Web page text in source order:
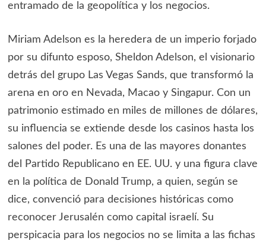
entramado de la geopolítica y los negocios.
Miriam Adelson es la heredera de un imperio forjado
por su difunto esposo, Sheldon Adelson, el visionario
detrás del grupo Las Vegas Sands, que transformó la
arena en oro en Nevada, Macao y Singapur. Con un
patrimonio estimado en miles de millones de dólares,
su influencia se extiende desde los casinos hasta los
salones del poder. Es una de las mayores donantes
del Partido Republicano en EE. UU. y una figura clave
en la política de Donald Trump, a quien, según se
dice, convenció para decisiones históricas como
reconocer Jerusalén como capital israelí. Su
perspicacia para los negocios no se limita a las fichas